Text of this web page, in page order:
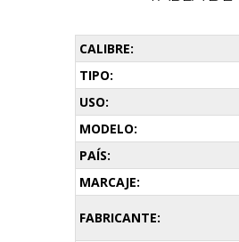
CALIBRE:
TIPO:
USO:
MODELO:
PAÍS:
MARCAJE:
FABRICANTE: